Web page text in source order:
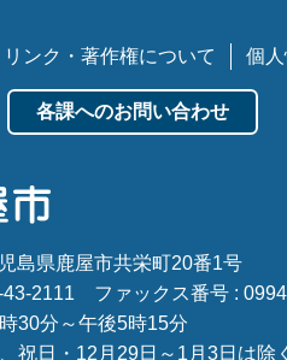
リンク・著作権について 個
各課へのお問い合わせ
島県鹿屋市共栄町20番1号
2111
ファックス番号 :
30分～午後5時15分
祝日・12月29日～1月3日は除